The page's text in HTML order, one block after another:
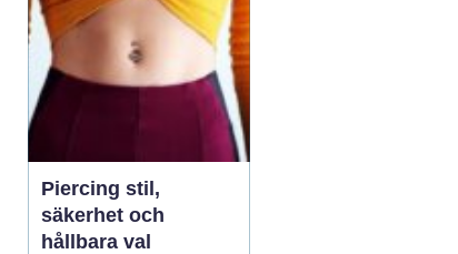
lyckas01 augusti 2026
Piercing stil,
säkerhet och
hållbara val